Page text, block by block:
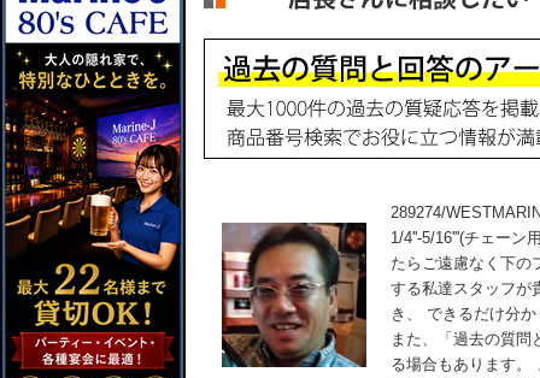
289274/
1/4''-5/16'''(チェーン
たらご遠慮なく下の
する私達スタッフが
き、 できるだけ分
また、「過去の質問
る場合もあります。